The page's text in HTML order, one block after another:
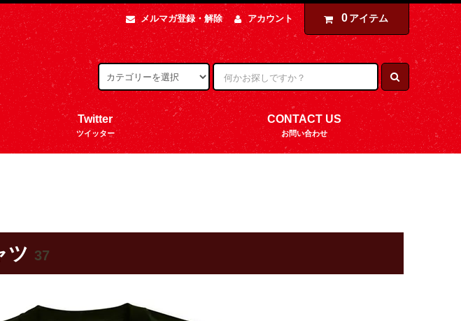
メルマガ登録・解除 アカウント 0 アイテム
Twitter
ツイッター
CONTACT US
お問い合わせ
ツ 37